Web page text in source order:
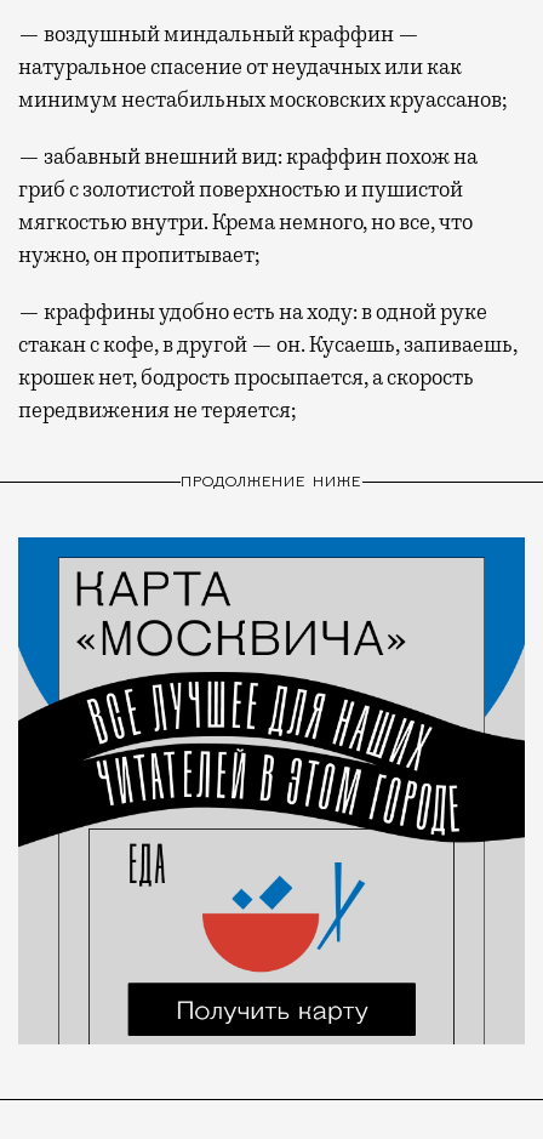
— воздушный миндальный краффин —
натуральное спасение от неудачных или как
минимум нестабильных московских круассанов;
— забавный внешний вид: краффин похож на
гриб с золотистой поверхностью и пушистой
мягкостью внутри. Крема немного, но все, что
нужно, он пропитывает;
— краффины удобно есть на ходу: в одной руке
стакан с кофе, в другой — он. Кусаешь, запиваешь,
крошек нет, бодрость просыпается, а скорость
передвижения не теряется;
ПРОДОЛЖЕНИЕ НИЖЕ